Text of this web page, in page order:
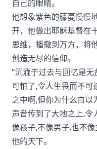
自己的眼睛。
他想象紫色的藤蔓慢慢
开，他做出耶稣基督在
思维，播撒到万方，将
创造无尽的信仰。
“沉湎于过去与回忆是
可怕了,令人生畏而不可
之中啊,但你为什么自以
声音传到了大地之上,令
像孩子,不像男子,也不
他的天下。